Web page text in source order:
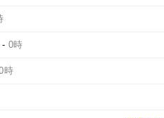
- 0時
時